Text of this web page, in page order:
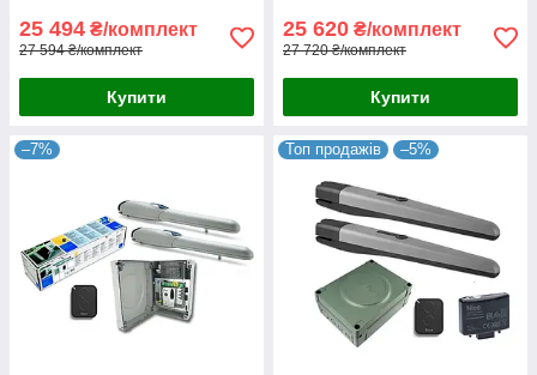
25 494 ₴/комплект
27 594 ₴/комплект
Купити
25 620 ₴/комплект
27 720 ₴/комплект
Купити
–7% Топ продажів –5%